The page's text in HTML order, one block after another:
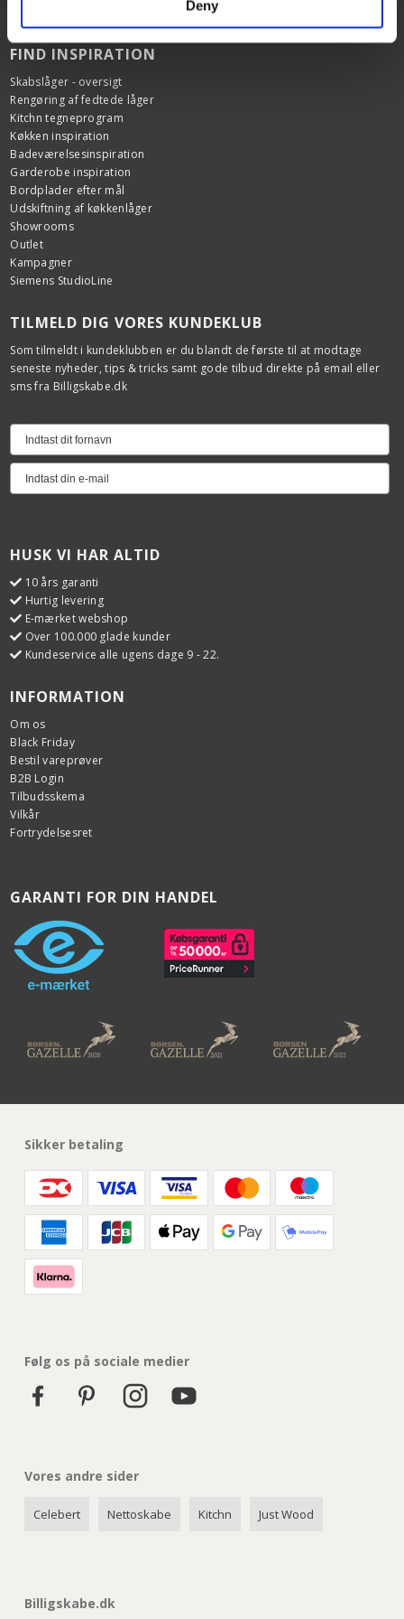
Deny
FIND INSPIRATION
Skabslåger - oversigt
Rengøring af fedtede låger
Kitchn tegneprogram
Køkken inspiration
Badeværelsesinspiration
Garderobe inspiration
Bordplader efter mål
Udskiftning af køkkenlåger
Showrooms
Outlet
Kampagner
Siemens StudioLine
TILMELD DIG VORES KUNDEKLUB
Som tilmeldt i kundeklubben er du blandt de første til at modtage
seneste nyheder, tips & tricks samt gode tilbud direkte på email eller
sms fra Billigskabe.dk
HUSK VI HAR ALTID
10 års garanti
Hurtig levering
E-mærket webshop
Over 100.000 glade kunder
Kundeservice alle ugens dage 9 - 22.
INFORMATION
Om os
Black Friday
Bestil vareprøver
B2B Login
Tilbudsskema
Vilkår
Fortrydelsesret
GARANTI FOR DIN HANDEL
Sikker betaling
Følg os på sociale medier
Vores andre sider
Celebert Nettoskabe Kitchn Just Wood
Billigskabe.dk